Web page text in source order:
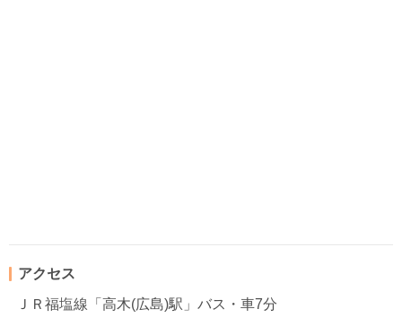
アクセス
ＪＲ福塩線「高木(広島)駅」バス・車7分